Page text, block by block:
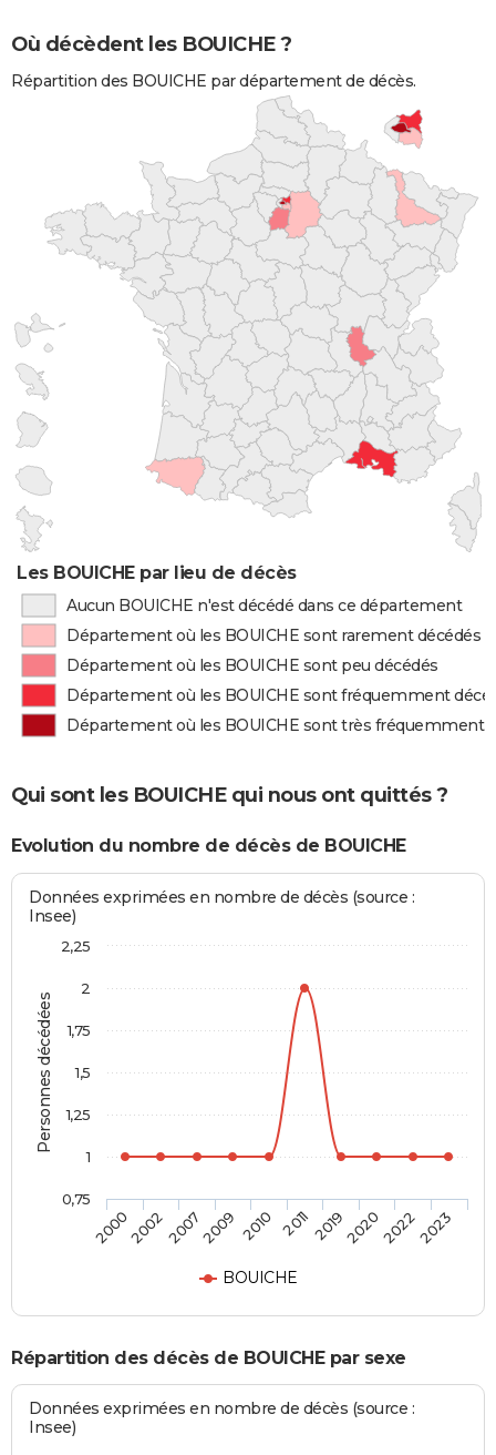
Où décèdent les BOUICHE ?
Répartition des BOUICHE par département de décès.
Les BOUICHE par lieu de décès
Aucun BOUICHE n'est décédé dans ce département
Département où les BOUICHE sont rarement décédés
Département où les BOUICHE sont peu décédés
Département où les BOUICHE sont fréquemment
Département où les BOUICHE sont très fréquemment
Qui sont les BOUICHE qui nous ont quittés ?
Evolution du nombre de décès de BOUICHE
Personnes décédées
Données exprimées en nombre de décès (source :
Insee)
BOUICHE
2000200220072009 2010 20112019202020222023
0,75
1
1,25
1,5
1,75
2
2,25
Répartition des décès de BOUICHE par sexe
Données exprimées en nombre de décès (source :
Insee)